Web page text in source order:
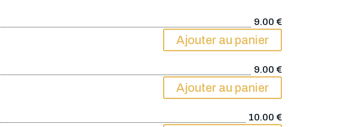
9.00 €
Ajouter au panier
9.00 €
Ajouter au panier
10.00 €